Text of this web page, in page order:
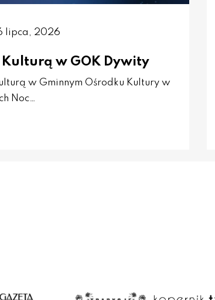
lipca, 2026
Kulturą w GOK Dywity
w Gminnym Ośrodku Kultury w
Noc…